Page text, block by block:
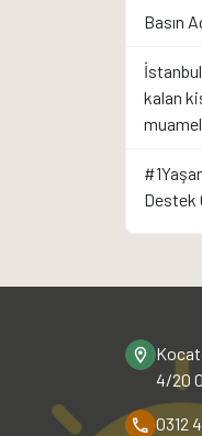
Basın
kalan
Destek
4/20
0312